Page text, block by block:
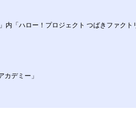
「ハロー！プロジェクト つばきファクト
カデミー」